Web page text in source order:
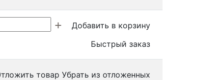
Добавить в корзину
Быстрый заказ
товар Убрать из отложенных